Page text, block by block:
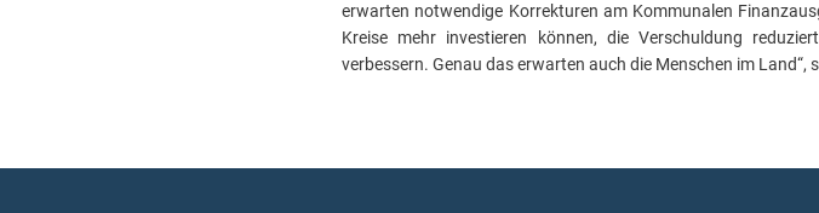
erwarten notwendige Korrekturen am Kommunalen
Kreise mehr investieren können, die Verschuldung
verbessern. Genau das erwarten auch die Menschen im Land“,